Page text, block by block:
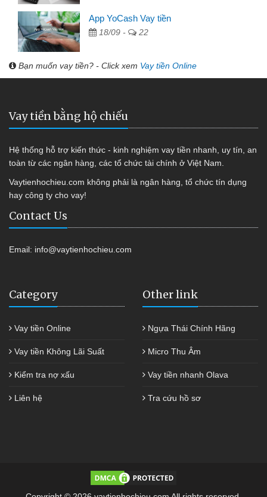
App YoCash Vay tiền
18/09 - 22
Bạn muốn vay tiền? - Click xem Vay tiền Online
Vay tiền bằng hộ chiếu
Hệ thống hỗ trợ kiến thức - kinh nghiệm vay tiền nhanh, uy tín, an
toàn từ các ngân hàng, các tổ chức tài chính ở Việt Nam.
Vaytienhochieu.com không phải là ngân hàng, tổ chức tín dụng
hay công ty cho vay!
Contact Us
Email: info@vaytienhochieu.com
Category
Vay tiền Online
Vay tiền Không Lãi Suất
Kiểm tra nợ xấu
Liên hệ
Other link
Ngựa Thái Chính Hãng
Micro Thu Âm
Vay tiền nhanh Olava
Tra cứu hồ sơ